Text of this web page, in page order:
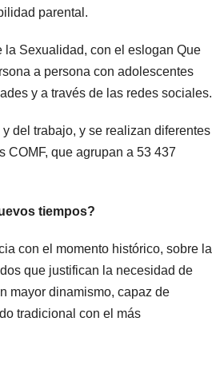
parental.
Sexualidad, con el eslogan Que
a persona con adolescentes
y a través de las redes sociales.
del trabajo, y se realizan diferentes
COMF, que agrupan a 53 437
tiempos?
con el momento histórico, sobre la
que justifican la necesidad de
mayor dinamismo, capaz de
tradicional con el más